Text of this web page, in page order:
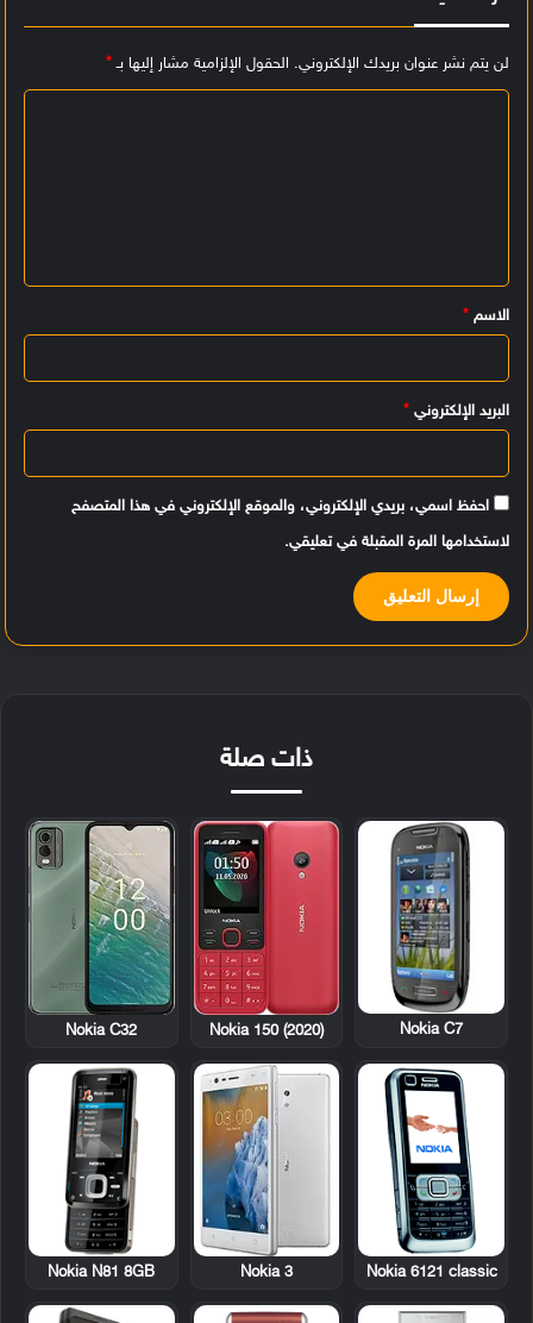
لن يتم نشر عنوان بريدك الإلكتروني. الحقول الإلزامية مشار إليها بـ*
ي
ق
الاسم *
البريد الإلكتروني *
احفظ اسمي، بريدي الإلكتروني، والموقع الإلكتروني في هذا المتصفح
لاستخدامها المرة المقبلة في تعليقي.
ذات صلة
Nokia C7
Nokia 150 (2020)
Nokia C32
Nokia 6121 classic
Nokia 3
Nokia N81 8GB